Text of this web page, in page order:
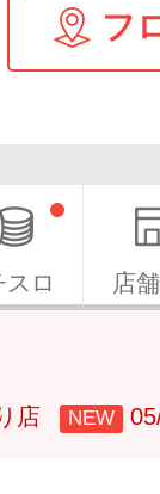
フ
スロ 店
店 NEW